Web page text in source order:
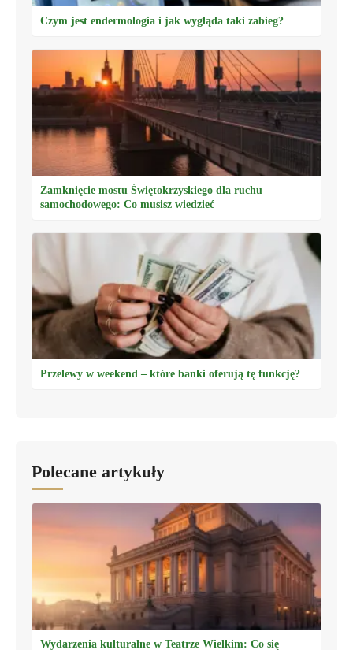
Czym jest endermologia i jak wygląda taki zabieg?
Zamknięcie mostu Świętokrzyskiego dla ruchu
samochodowego: Co musisz wiedzieć
Przelewy w weekend – które banki oferują tę funkcję?
Polecane artykuły
Wydarzenia kulturalne w Teatrze Wielkim: Co się